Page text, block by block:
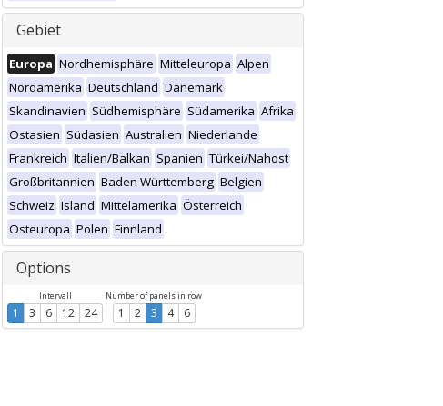
Gebiet
Europa Nordhemisphäre Mitteleuropa Alpen
Nordamerika Deutschland Dänemark
Skandinavien Südhemisphäre Südamerika Afrika
Ostasien Südasien Australien Niederlande
Frankreich Italien/Balkan Spanien Türkei/Nahost
Großbritannien Baden Württemberg Belgien
Schweiz Island Mittelamerika Österreich
Osteuropa Polen Finnland
Options
Intervall
1 3 6 12 24
Number of panels in row
1 2 3 4 6